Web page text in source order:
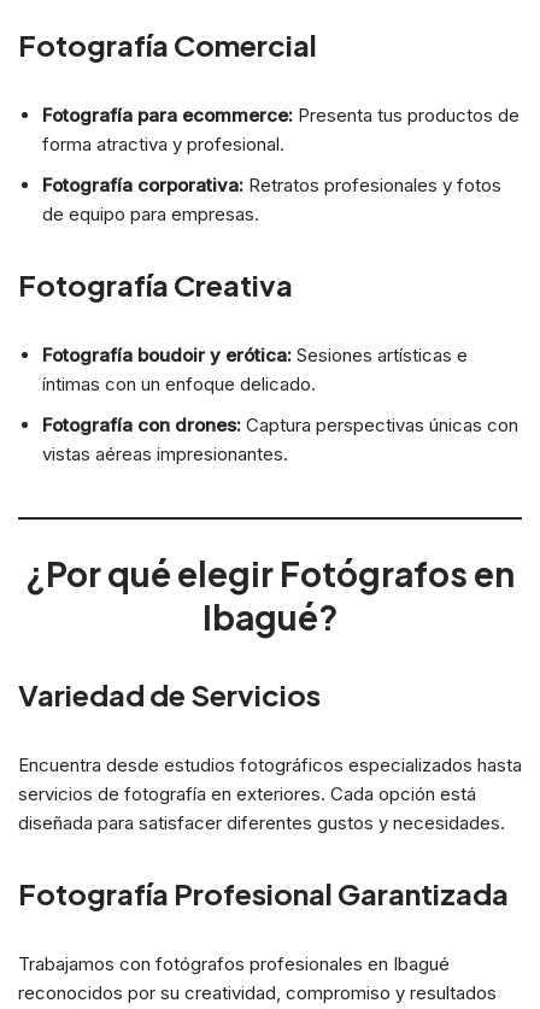
Fotografía Comercial
Fotografía para ecommerce: Presenta tus productos de
forma atractiva y profesional.
Fotografía corporativa: Retratos profesionales y fotos
de equipo para empresas.
Fotografía Creativa
Fotografía boudoir y erótica: Sesiones artísticas e
íntimas con un enfoque delicado.
Fotografía con drones: Captura perspectivas únicas con
vistas aéreas impresionantes.
¿Por qué elegir Fotógrafos en
Ibagué?
Variedad de Servicios
Encuentra desde estudios fotográficos especializados hasta
servicios de fotografía en exteriores. Cada opción está
diseñada para satisfacer diferentes gustos y necesidades.
Fotografía Profesional Garantizada
Trabajamos con fotógrafos profesionales en Ibagué
reconocidos por su creatividad, compromiso y resultados